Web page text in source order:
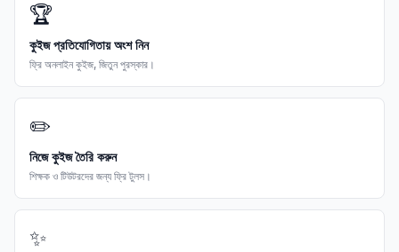
🏆
কুইজ প্রতিযোগিতায় অংশ নিন
ফ্রি অনলাইন কুইজ, জিতুন পুরস্কার।
✏️
নিজে কুইজ তৈরি করুন
শিক্ষক ও টিউটরদের জন্য ফ্রি টুলস।
✨